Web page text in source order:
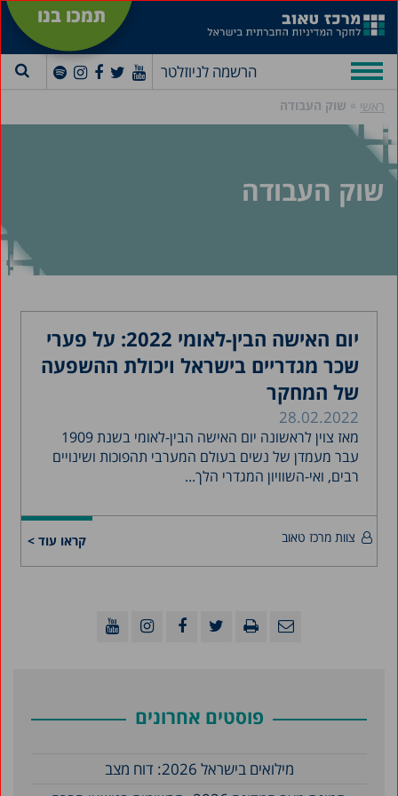
תמכו בנו
הרשמה לניוזלטר
ראשי » שוק העבודה
שוק העבודה
יום האישה הבין-לאומי 2022: על פערי
שכר מגדריים בישראל ויכולת ההשפעה
של המחקר
28.02.2022
מאז צוין לראשונה יום האישה הבין-לאומי בשנת 1909
עבר מעמדן של נשים בעולם המערבי תהפוכות ושינויים
רבים, ואי-השוויון המגדרי הלך...
קראו עוד > צוות מרכז טאוב
פוסטים אחרונים
מילואים בישראל 2026: דוח מצב